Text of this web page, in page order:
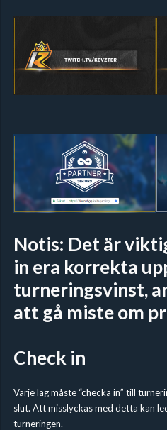
Notis: Det är
in era korrekta
turneringsvinst,
att gå miste om
Check in
Varje lag måste “checka in” till
slut. Att misslyckas med detta kan
turneringen.